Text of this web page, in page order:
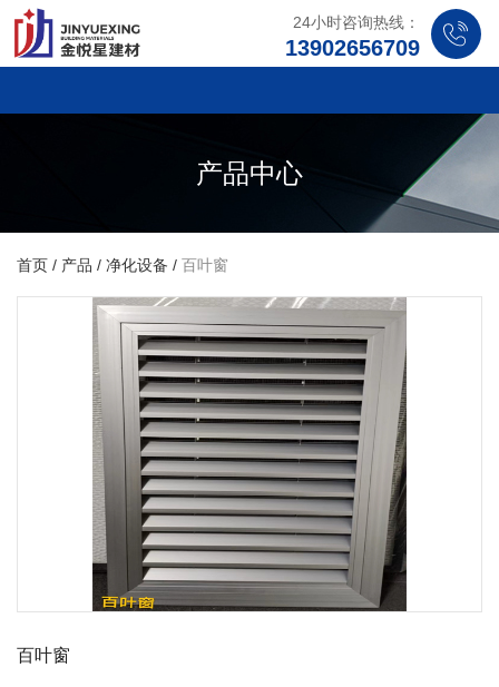
24小时咨询热线：
13902656709
产品中心
首页 / 产品 / 净化设备 / 百叶窗
百叶窗